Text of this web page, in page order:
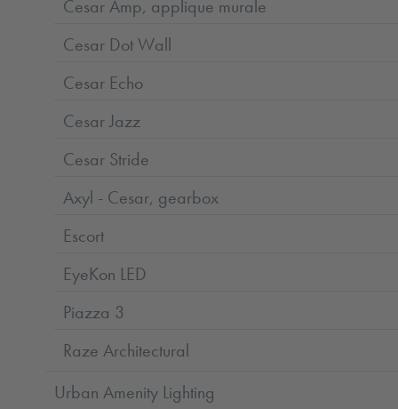
Cesar Amp, applique murale
Cesar Dot Wall
Cesar Echo
Cesar Jazz
Cesar Stride
Axyl - Cesar, gearbox
Escort
EyeKon LED
Piazza 3
Raze Architectural
Urban Amenity Lighting